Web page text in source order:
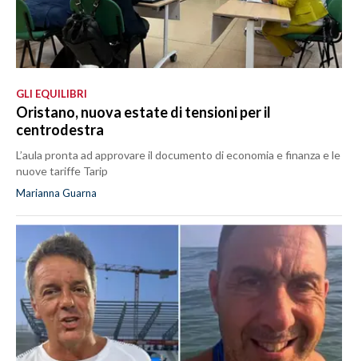
GLI EQUILIBRI
Oristano, nuova estate di tensioni per il
centrodestra
L’aula pronta ad approvare il documento di economia e finanza e le
nuove tariffe Tarip
Marianna Guarna